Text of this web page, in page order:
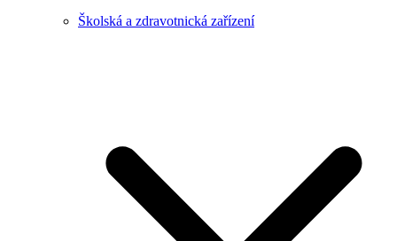
Školská a zdravotnická zařízení